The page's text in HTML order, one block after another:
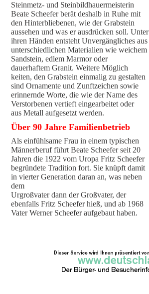
Steinmetz- und Steinbildhauermeisterin
Beate Scheefer berät deshalb in Ruhe mit
den Hinterbliebenen, wie der Grabstein
aussehen und was er ausdrücken soll. Unter
ihren Händen entsteht Unvergängliches aus
unterschiedlichen Materialien wie weichem
Sandstein, edlem Marmor oder
dauerhaftem Granit. Weitere Möglich
keiten, den Grabstein einmalig zu gestalten
sind Ornamente und Zunftzeichen sowie
erinnernde Worte, die wie der Name des
Verstorbenen vertieft eingearbeitet oder
aus Metall aufgesetzt werden.
Über 90 Jahre Familienbetrieb
Als einfühlsame Frau in einem typischen
Männerberuf führt Beate Scheefer seit 20
Jahren die 1922 vom Uropa Fritz Scheefer
begründete Tradition fort. Sie knüpft damit
in vierter Generation daran an, was neben
dem
Urgroßvater dann der Großvater, der
ebenfalls Fritz Scheefer hieß, und ab 1968
Vater Werner Scheefer aufgebaut haben.